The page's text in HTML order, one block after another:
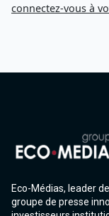
connectez-vous à
Eco-Médias, leader
groupe de presse